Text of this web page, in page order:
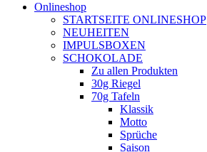
Onlineshop
STARTSEITE ONLINESHOP
NEUHEITEN
IMPULSBOXEN
SCHOKOLADE
Zu allen Produkten
30g Riegel
70g Tafeln
Klassik
Motto
Sprüche
Saison